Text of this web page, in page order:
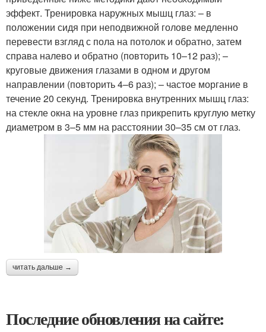
эффект. Тренировка наружных мышц глаз: – в
положении сидя при неподвижной голове медленно
перевести взгляд с пола на потолок и обратно, затем
справа налево и обратно (повторить 10–12 раз); –
круговые движения глазами в одном и другом
направлении (повторить 4–6 раз); – частое моргание в
течение 20 секунд. Тренировка внутренних мышц глаз:
на стекле окна на уровне глаз прикрепить круглую метку
диаметром в 3–5 мм на расстоянии 30–35 см от глаз.
читать дальше →
Последние обновления на сайте: